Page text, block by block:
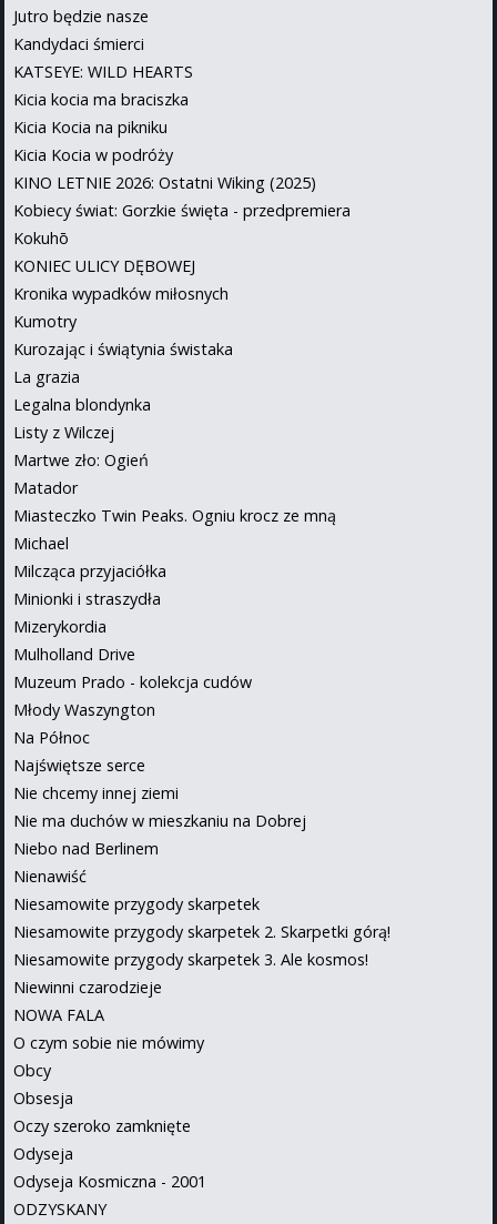
Jutro będzie nasze
Kandydaci śmierci
KATSEYE: WILD HEARTS
Kicia kocia ma braciszka
Kicia Kocia na pikniku
Kicia Kocia w podróży
KINO LETNIE 2026: Ostatni Wiking (2025)
Kobiecy świat: Gorzkie święta - przedpremiera
Kokuhō
KONIEC ULICY DĘBOWEJ
Kronika wypadków miłosnych
Kumotry
Kurozając i świątynia świstaka
La grazia
Legalna blondynka
Listy z Wilczej
Martwe zło: Ogień
Matador
Miasteczko Twin Peaks. Ogniu krocz ze mną
Michael
Milcząca przyjaciółka
Minionki i straszydła
Mizerykordia
Mulholland Drive
Muzeum Prado - kolekcja cudów
Młody Waszyngton
Na Północ
Najświętsze serce
Nie chcemy innej ziemi
Nie ma duchów w mieszkaniu na Dobrej
Niebo nad Berlinem
Nienawiść
Niesamowite przygody skarpetek
Niesamowite przygody skarpetek 2. Skarpetki górą!
Niesamowite przygody skarpetek 3. Ale kosmos!
Niewinni czarodzieje
NOWA FALA
O czym sobie nie mówimy
Obcy
Obsesja
Oczy szeroko zamknięte
Odyseja
Odyseja Kosmiczna - 2001
ODZYSKANY